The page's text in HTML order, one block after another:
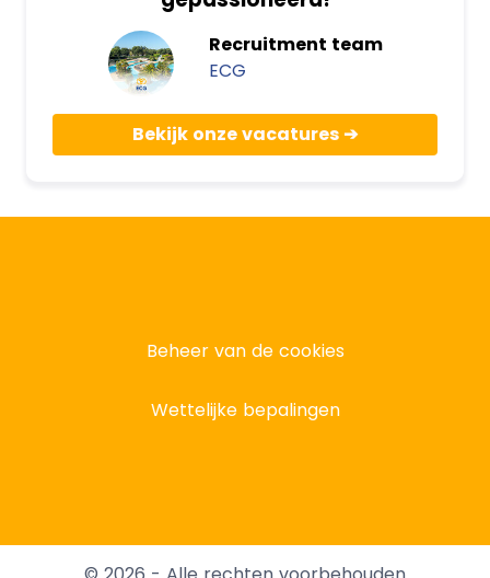
Recruitment team
ECG
Bekijk onze vacatures
Beheer van de cookies
Wettelijke bepalingen